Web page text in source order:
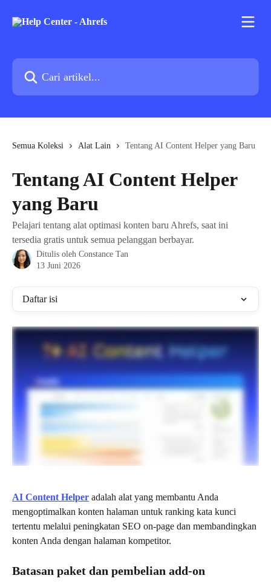
Cari artikel...
Semua Koleksi Alat Lain Tentang AI Content Helper yang Baru
Tentang AI Content Helper
yang Baru
Pelajari tentang alat optimasi konten baru Ahrefs, saat ini
tersedia gratis untuk semua pelanggan berbayar.
Ditulis oleh Constance Tan
13 Juni 2026
Daftar isi
AI Content Helper adalah alat yang membantu Anda
mengoptimalkan konten halaman untuk ranking kata kunci
tertentu melalui peningkatan SEO on-page dan membandingkan
konten Anda dengan halaman kompetitor.
Batasan paket dan pembelian add-on